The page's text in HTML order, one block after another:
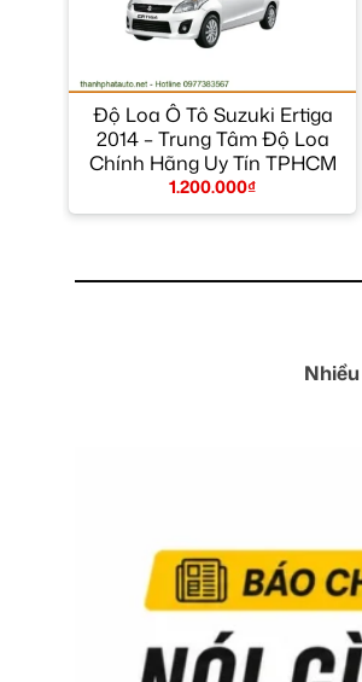
Độ Loa Ô Tô Suzuki Ertiga
2014 – Trung Tâm Độ Loa
Chính Hãng Uy Tín TPHCM
1.200.000₫
Nhiều